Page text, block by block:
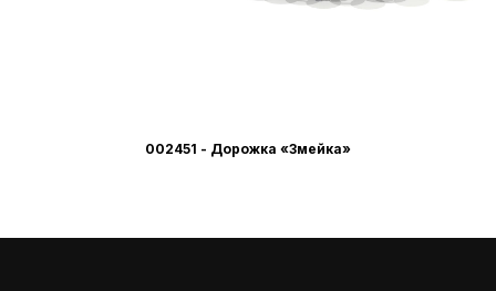
002451 - Дорожка «Змейка»